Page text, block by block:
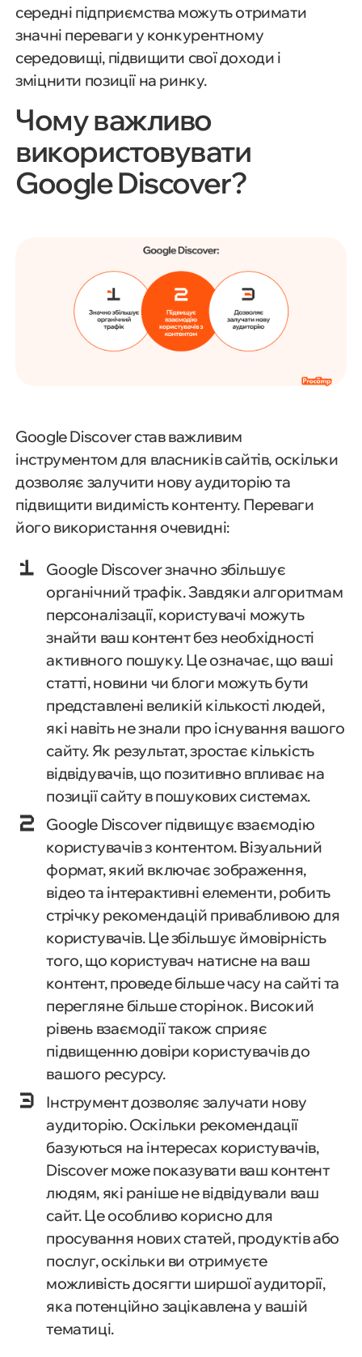
середні підприємства можуть отримати
значні переваги у конкурентному
середовищі, підвищити свої доходи і
зміцнити позиції на ринку.
Чому важливо
використовувати
Google Discover?
Google Discover став важливим
інструментом для власників сайтів, оскільки
дозволяє залучити нову аудиторію та
підвищити видимість контенту. Переваги
його використання очевидні:
Google Discover значно збільшує
органічний трафік. Завдяки алгоритмам
персоналізації, користувачі можуть
знайти ваш контент без необхідності
активного пошуку. Це означає, що ваші
статті, новини чи блоги можуть бути
представлені великій кількості людей,
які навіть не знали про існування вашого
сайту. Як результат, зростає кількість
відвідувачів, що позитивно впливає на
позиції сайту в пошукових системах.
Google Discover підвищує взаємодію
користувачів з контентом. Візуальний
формат, який включає зображення,
відео та інтерактивні елементи, робить
стрічку рекомендацій привабливою для
користувачів. Це збільшує ймовірність
того, що користувач натисне на ваш
контент, проведе більше часу на сайті та
перегляне більше сторінок. Високий
рівень взаємодії також сприяє
підвищенню довіри користувачів до
вашого ресурсу.
Інструмент дозволяє залучати нову
аудиторію. Оскільки рекомендації
базуються на інтересах користувачів,
Discover може показувати ваш контент
людям, які раніше не відвідували ваш
сайт. Це особливо корисно для
просування нових статей, продуктів або
послуг, оскільки ви отримуєте
можливість досягти ширшої аудиторії,
яка потенційно зацікавлена у вашій
тематиці.